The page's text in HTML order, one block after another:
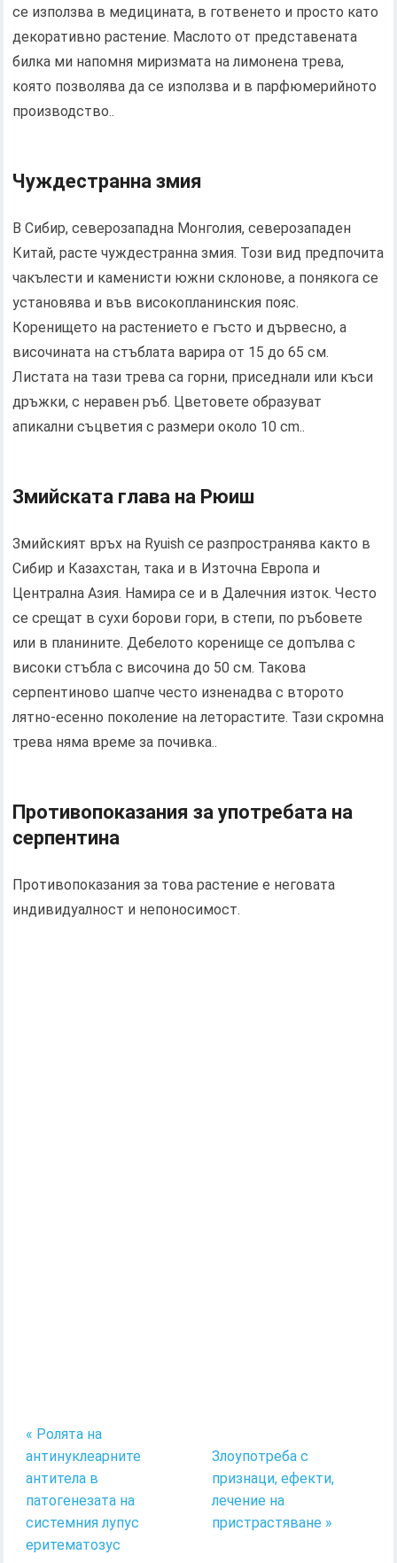
се използва в медицината, в готвенето и просто като
декоративно растение. Маслото от представената
билка ми напомня миризмата на лимонена трева,
която позволява да се използва и в парфюмерийното
производство..
Чуждестранна змия
В Сибир, северозападна Монголия, северозападен
Китай, расте чуждестранна змия. Този вид предпочита
чакълести и каменисти южни склонове, а понякога се
установява и във високопланинския пояс.
Коренището на растението е гъсто и дървесно, а
височината на стъблата варира от 15 до 65 см.
Листата на тази трева са горни, приседнали или къси
дръжки, с неравен ръб. Цветовете образуват
апикални съцветия с размери около 10 cm..
Змийската глава на Рюиш
Змийският връх на Ryuish се разпространява както в
Сибир и Казахстан, така и в Източна Европа и
Централна Азия. Намира се и в Далечния изток. Често
се срещат в сухи борови гори, в степи, по ръбовете
или в планините. Дебелото коренище се допълва с
високи стъбла с височина до 50 см. Такова
серпентиново шапче често изненадва с второто
лятно-есенно поколение на леторастите. Тази скромна
трева няма време за почивка..
Противопоказания за употребата на
серпентина
Противопоказания за това растение е неговата
индивидуалност и непоносимост.
« Ролята на
антинуклеарните
антитела в
патогенезата на
системния лупус
еритематозус
Злоупотреба с
признаци, ефекти,
лечение на
пристрастяване »